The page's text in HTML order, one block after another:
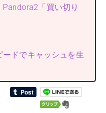
「買い切り
ードでキャッシュを生